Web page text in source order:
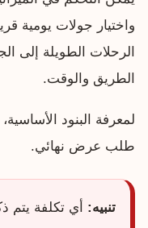
واختيار جولات يومية
الرحلات الطويلة إلى
الطريق والوقت.
لمعرفة البنود
طلب عرض نهائي.
تنبيه: أي تكلفة يتم